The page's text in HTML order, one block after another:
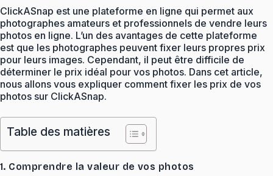
ClickASnap est une plateforme en ligne qui permet aux
photographes amateurs et professionnels de vendre leurs
photos en ligne. L’un des avantages de cette plateforme
est que les photographes peuvent fixer leurs propres prix
pour leurs images. Cependant, il peut être difficile de
déterminer le prix idéal pour vos photos. Dans cet article,
nous allons vous expliquer comment fixer les prix de vos
photos sur ClickASnap.
Table des matières
1. Comprendre la valeur de vos photos